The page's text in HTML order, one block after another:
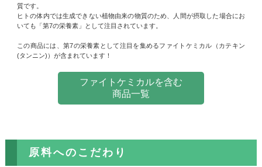
質です。
ヒトの体内では生成できない植物由来の物質のため、人間が摂取した場合にお
いても「第7の栄養素」として注目されています。
この商品には、第7の栄養素として注目を集めるファイトケミカル（カテキン
(タンニン)）が含まれています！
ファイトケミカルを含む
商品一覧
原料へのこだわり